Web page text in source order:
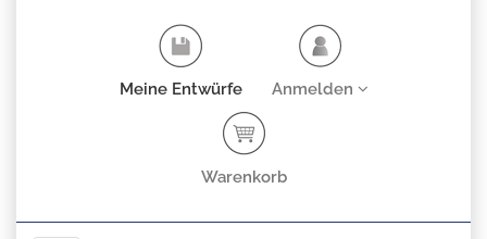
Meine Entwürfe Anmelden
Warenkorb